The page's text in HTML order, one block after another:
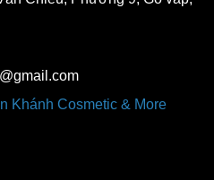
Khánh Cosmetic & More